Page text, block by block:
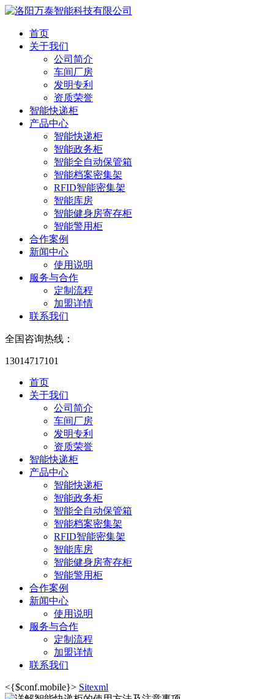
首页
关于我们
公司简介
车间厂房
发明专利
资质荣誉
智能快递柜
产品中心
智能快递柜
智能政务柜
智能全自动保管箱
智能档案密集架
RFID智能密集架
智能库房
智能健身房寄存柜
智能警用柜
合作案例
新闻中心
使用说明
服务与合作
定制流程
加盟详情
联系我们
全国咨询热线：
13014717101
首页
关于我们
公司简介
车间厂房
发明专利
资质荣誉
智能快递柜
产品中心
智能快递柜
智能政务柜
智能全自动保管箱
智能档案密集架
RFID智能密集架
智能库房
智能健身房寄存柜
智能警用柜
合作案例
新闻中心
使用说明
服务与合作
定制流程
加盟详情
联系我们
<{$conf.mobile}> Sitexml